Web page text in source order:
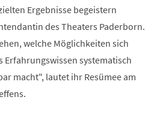
Ergebnisse begeistern
des Theaters Paderborn.
welche Möglichkeiten sich
Erfahrungswissen systematisch
macht", lautet ihr Resümee am